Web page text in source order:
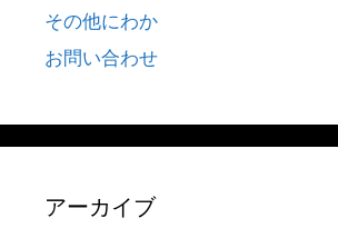
その他にわか
お問い合わせ
アーカイブ